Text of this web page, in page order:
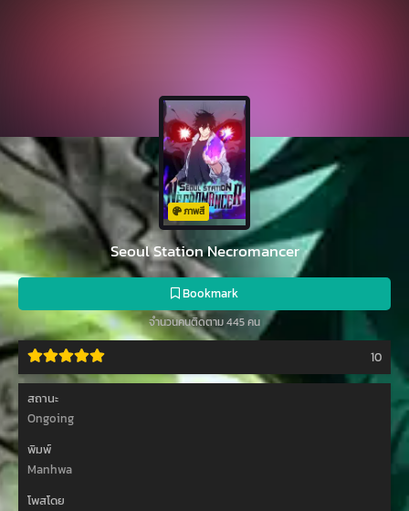
ภาพสี
Seoul Station Necromancer
Bookmark
จำนวนคนติดตาม 445 คน
10
สถานะ
Ongoing
พิมพ์
Manhwa
โพสโดย